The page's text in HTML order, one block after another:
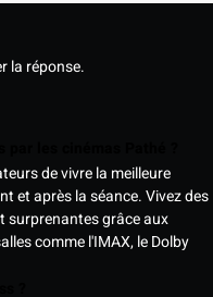
la réponse.
de vivre la meilleure
et après la séance. Vivez des
surprenantes grâce aux
comme l'IMAX, le Dolby